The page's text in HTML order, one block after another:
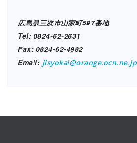
広島県三次市山家町597番地
Tel: 0824-62-2631
Fax: 0824-62-4982
Email: jisyokai@orange.ocn.ne.jp